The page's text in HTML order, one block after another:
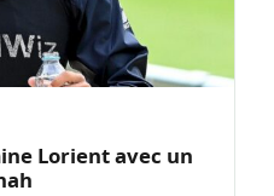
Lorient avec un